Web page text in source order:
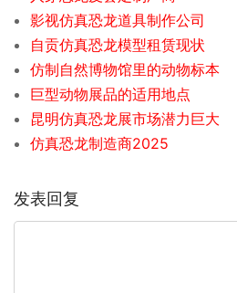
影视仿真恐龙道具制作公司
自贡仿真恐龙模型租赁现状
仿制自然博物馆里的动物标本
巨型动物展品的适用地点
昆明仿真恐龙展市场潜力巨大
仿真恐龙制造商2025
发表回复